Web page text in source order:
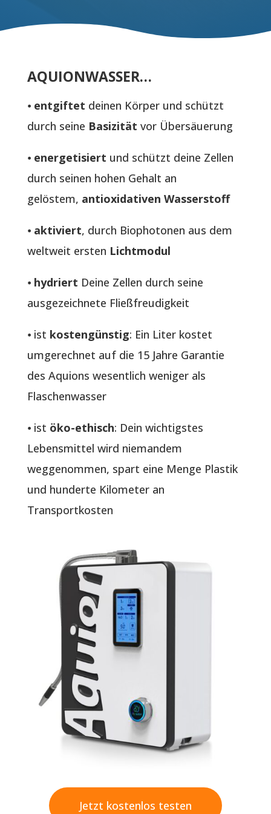
AQUIONWASSER…
⦁ entgiftet deinen Körper und schützt
durch seine Basizität vor Übersäuerung
⦁ energetisiert und schützt deine Zellen
durch seinen hohen Gehalt an
gelöstem, antioxidativen Wasserstoff
⦁ aktiviert, durch Biophotonen aus dem
weltweit ersten Lichtmodul
⦁ hydriert Deine Zellen durch seine
ausgezeichnete Fließfreudigkeit
⦁ ist kostengünstig: Ein Liter kostet
umgerechnet auf die 15 Jahre Garantie
des Aquions wesentlich weniger als
Flaschenwasser
⦁ ist öko-ethisch: Dein wichtigstes
Lebensmittel wird niemandem
weggenommen, spart eine Menge Plastik
und hunderte Kilometer an
Transportkosten
Jetzt kostenlos testen